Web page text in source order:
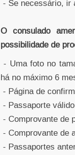
- Se necessário, ir
O consulado
possibilidade de
- Uma foto no
há no máximo 6
- Página de
- Passaporte
- Comprovante de
- Comprovante de
- Passaportes